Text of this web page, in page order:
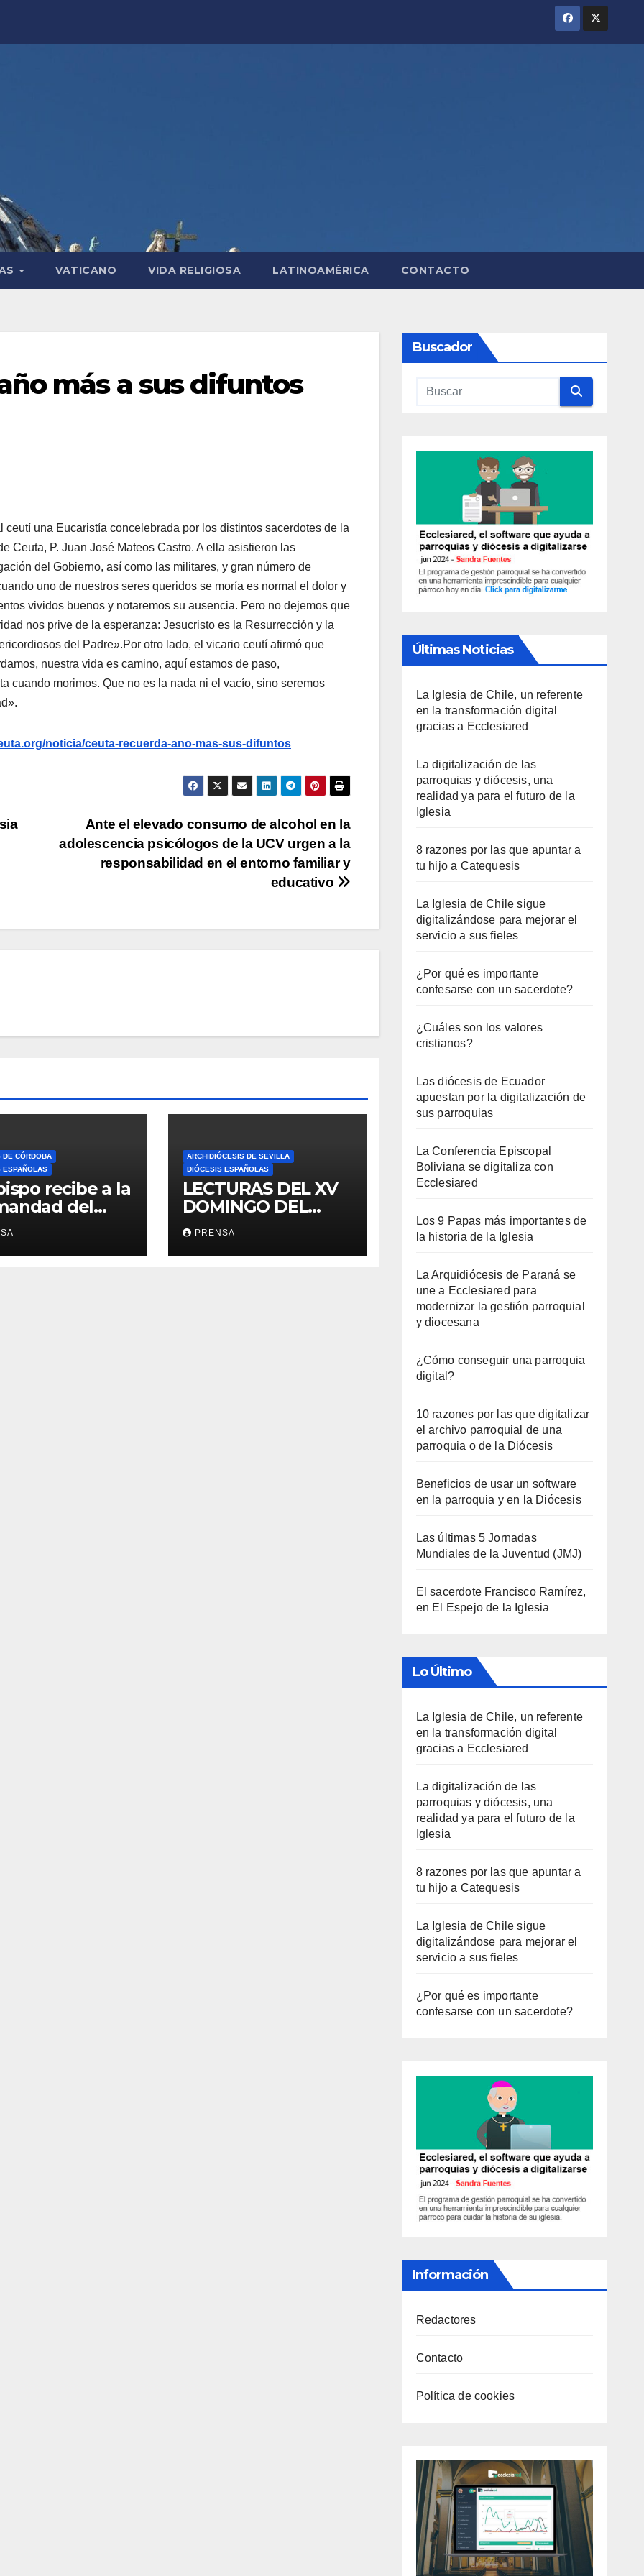
VATICANO VIDA RELIGIOSA LATINOAMÉRICA CONTACTO
más a sus difuntos
una Eucaristía concelebrada por los distintos sacerdotes de la
Ceuta, P. Juan José Mateos Castro. A ella asistieron las
del Gobierno, así como las militares, y gran número de
uno de nuestros seres queridos se moría es normal el dolor y
vividos buenos y notaremos su ausencia. Pero no dejemos que
nos prive de la esperanza: Jesucristo es la Resurrección y la
del Padre».Por otro lado, el vicario ceutí afirmó que
nuestra vida es camino, aquí estamos de paso,
cuando morimos. Que no es la nada ni el vacío, sino seremos
noticia/ceuta-recuerda-ano-mas-sus-difuntos
Ante el elevado consumo de alcohol en la
adolescencia psicólogos de la UCV urgen a la
responsabilidad en el entorno familiar y
educativo
DE CÓRDOBA
ESPAÑOLAS
recibe a la
del
ARCHIDIÓCESIS DE SEVILLA
DIÓCESIS ESPAÑOLAS
LECTURAS DEL XV
DOMINGO DEL
TIEMPO
ORDINARIO (A)
PRENSA
Buscador
Últimas Noticias
La Iglesia de Chile, un referente
en la transformación digital
gracias a Ecclesiared
La digitalización de las
parroquias y diócesis, una
realidad ya para el futuro de la
Iglesia
8 razones por las que apuntar a
tu hijo a Catequesis
La Iglesia de Chile sigue
digitalizándose para mejorar el
servicio a sus fieles
¿Por qué es importante
confesarse con un sacerdote?
¿Cuáles son los valores
cristianos?
Las diócesis de Ecuador
apuestan por la digitalización de
sus parroquias
La Conferencia Episcopal
Boliviana se digitaliza con
Ecclesiared
Los 9 Papas más importantes de
la historia de la Iglesia
La Arquidiócesis de Paraná se
une a Ecclesiared para
modernizar la gestión parroquial
y diocesana
¿Cómo conseguir una parroquia
digital?
10 razones por las que digitalizar
el archivo parroquial de una
parroquia o de la Diócesis
Beneficios de usar un software
en la parroquia y en la Diócesis
Las últimas 5 Jornadas
Mundiales de la Juventud (JMJ)
El sacerdote Francisco Ramírez,
en El Espejo de la Iglesia
Lo Último
La Iglesia de Chile, un referente
en la transformación digital
gracias a Ecclesiared
La digitalización de las
parroquias y diócesis, una
realidad ya para el futuro de la
Iglesia
8 razones por las que apuntar a
tu hijo a Catequesis
La Iglesia de Chile sigue
digitalizándose para mejorar el
servicio a sus fieles
¿Por qué es importante
confesarse con un sacerdote?
Información
Redactores
Contacto
Política de cookies